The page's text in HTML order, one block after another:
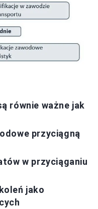
równie ważne jak
przyciągną
w przyciąganiu
jako